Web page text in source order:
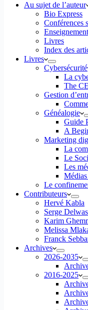
Au sujet de l’auteur
Bio Express
Conférences
Livres
Index des
Livres
Cybersécurité
La
The
Gestion
Généalogie
Guide
A
Marketing
La
Le
Les
Le
Contributeurs
Hervé Kabla
Serge
Karim
Melissa
Franck
Archives
2026-2035
2016-2025